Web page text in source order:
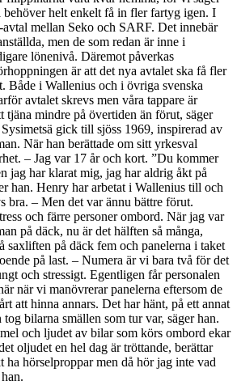
behöver helt enkelt få in fler fartyg igen. I
mellan Seko och SARF. Det innebär
men de som redan är inne i
lönenivå. Däremot påverkas
är att det nya avtalet ska få fler
Både i Wallenius och i övriga svenska
avtalet skrevs men våra tappare är
tjäna mindre på övertiden än förut, säger
gick till sjöss 1969, inspirerad av
När han berättade om sitt yrkesval
– Jag var 17 år och kort. ”Du kommer
jag har klarat mig, jag har aldrig åkt på
han. Henry har arbetat i Wallenius till och
bra. – Men det var ännu bättre förut.
och färre personer ombord. När jag var
på däck, nu är det hälften så många,
saxliften på däck fem och panelerna i taket
på last. – Numera är vi bara två för det
och stressigt. Egentligen får personalen
när vi manövrerar panelerna eftersom de
att hinna annars. Det har hänt, på ett annat
bilarna smällen som tur var, säger han.
och ljudet av bilar som körs ombord ekar
oljudet en hel dag är tröttande, berättar
ha hörselproppar men då hör jag inte vad